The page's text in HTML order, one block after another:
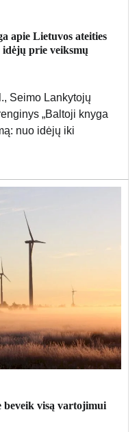
apie Lietuvos ateities
prie veiksmų
Seimo Lankytojų
„Baltoji knyga
nuo idėjų iki
beveik visą vartojimui